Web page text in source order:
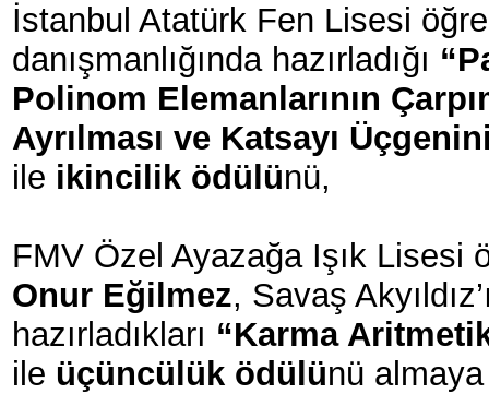
İstanbul Atatürk Fen Lisesi
danışmanlığında hazırladığı
Polinom Elemanlarının
Ayrılması ve Katsayı
ile ikincilik ödülünü,
FMV Özel Ayazağa Işık Lisesi
Onur Eğilmez, Savaş
hazırladıkları “Karma
ile üçüncülük ödülünü